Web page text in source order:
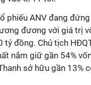
phiếu ANV đang
đương với giá trị
tỷ đồng. Chủ tịch
nắm giữ gần 54%
sở hữu gần 13%